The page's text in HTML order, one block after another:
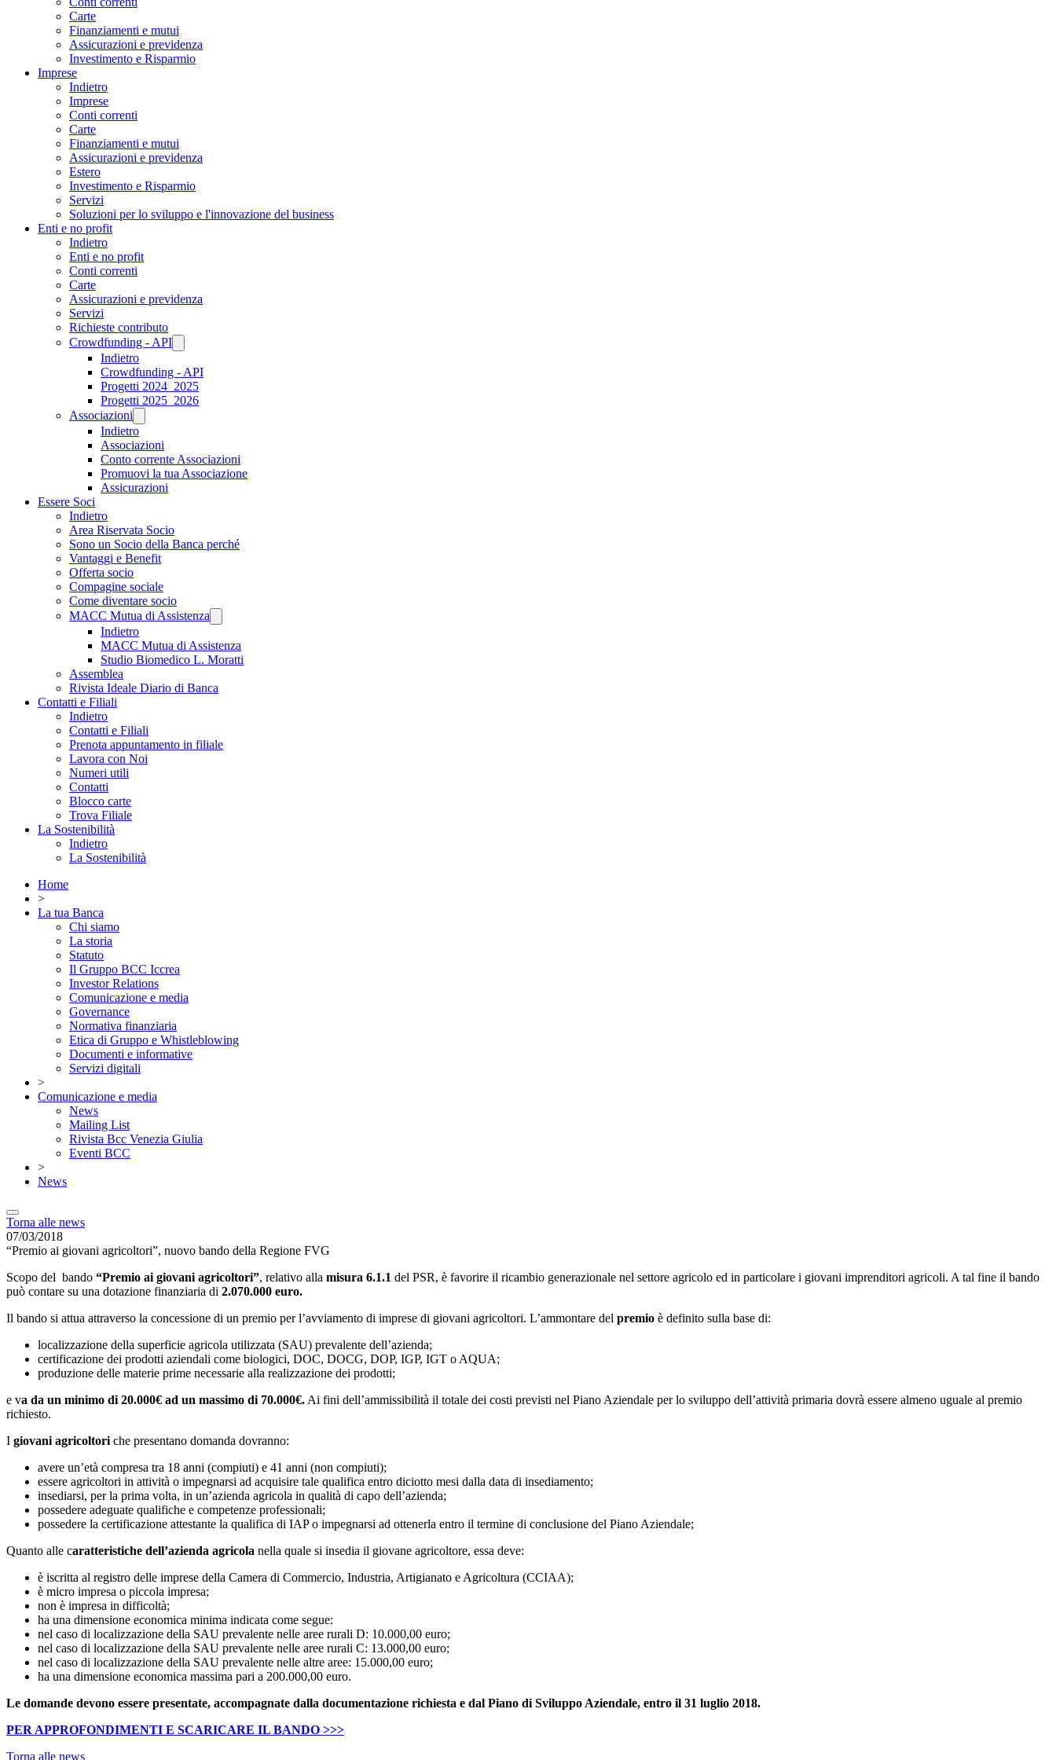
Carte
Finanziamenti e mutui
Assicurazioni e previdenza
Investimento e Risparmio
Imprese
Indietro
Imprese
Conti correnti
Carte
Finanziamenti e mutui
Assicurazioni e previdenza
Estero
Investimento e Risparmio
Servizi
Soluzioni per lo sviluppo e l'innovazione del business
Enti e no profit
Indietro
Enti e no profit
Conti correnti
Carte
Assicurazioni e previdenza
Servizi
Richieste contributo
Crowdfunding - API
Indietro
Crowdfunding - API
Progetti 2024_2025
Progetti 2025_2026
Associazioni
Indietro
Associazioni
Conto corrente Associazioni
Promuovi la tua Associazione
Assicurazioni
Essere Soci
Indietro
Area Riservata Socio
Sono un Socio della Banca perché
Vantaggi e Benefit
Offerta socio
Compagine sociale
Come diventare socio
MACC Mutua di Assistenza
Indietro
MACC Mutua di Assistenza
Studio Biomedico L. Moratti
Assemblea
Rivista Ideale Diario di Banca
Contatti e Filiali
Indietro
Contatti e Filiali
Prenota appuntamento in filiale
Lavora con Noi
Numeri utili
Contatti
Blocco carte
Trova Filiale
La Sostenibilità
Indietro
La Sostenibilità
Home
>
La tua Banca
Chi siamo
La storia
Statuto
Il Gruppo BCC Iccrea
Investor Relations
Comunicazione e media
Governance
Normativa finanziaria
Etica di Gruppo e Whistleblowing
Documenti e informative
Servizi digitali
>
Comunicazione e media
News
Mailing List
Rivista Bcc Venezia Giulia
Eventi BCC
>
News
Torna alle news
07/03/2018
“Premio ai giovani agricoltori”, nuovo bando della Regione FVG
Scopo del bando “Premio ai giovani agricoltori”, relativo alla misura 6.1.1 del PSR, è favorire il ricambio generazionale nel settore agricolo ed in particolare i giovani imprenditori agricoli. A tal fine il bando
può contare su una dotazione finanziaria di 2.070.000 euro.
Il bando si attua attraverso la concessione di un premio per l’avviamento di imprese di giovani agricoltori. L’ammontare del premio è definito sulla base di:
localizzazione della superficie agricola utilizzata (SAU) prevalente dell’azienda;
certificazione dei prodotti aziendali come biologici, DOC, DOCG, DOP, IGP, IGT o AQUA;
produzione delle materie prime necessarie alla realizzazione dei prodotti;
e va da un minimo di 20.000€ ad un massimo di 70.000€. Ai fini dell’ammissibilità il totale dei costi previsti nel Piano Aziendale per lo sviluppo dell’attività primaria dovrà essere almeno uguale al premio
richiesto.
I giovani agricoltori che presentano domanda dovranno:
avere un’età compresa tra 18 anni (compiuti) e 41 anni (non compiuti);
essere agricoltori in attività o impegnarsi ad acquisire tale qualifica entro diciotto mesi dalla data di insediamento;
insediarsi, per la prima volta, in un’azienda agricola in qualità di capo dell’azienda;
possedere adeguate qualifiche e competenze professionali;
possedere la certificazione attestante la qualifica di IAP o impegnarsi ad ottenerla entro il termine di conclusione del Piano Aziendale;
Quanto alle caratteristiche dell’azienda agricola nella quale si insedia il giovane agricoltore, essa deve:
è iscritta al registro delle imprese della Camera di Commercio, Industria, Artigianato e Agricoltura (CCIAA);
è micro impresa o piccola impresa;
non è impresa in difficoltà;
ha una dimensione economica minima indicata come segue:
nel caso di localizzazione della SAU prevalente nelle aree rurali D: 10.000,00 euro;
nel caso di localizzazione della SAU prevalente nelle aree rurali C: 13.000,00 euro;
nel caso di localizzazione della SAU prevalente nelle altre aree: 15.000,00 euro;
ha una dimensione economica massima pari a 200.000,00 euro.
Le domande devono essere presentate, accompagnate dalla documentazione richiesta e dal Piano di Sviluppo Aziendale, entro il 31 luglio 2018.
PER APPROFONDIMENTI E SCARICARE IL BANDO >>>
Torna alle news